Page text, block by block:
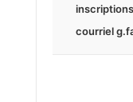
courriel